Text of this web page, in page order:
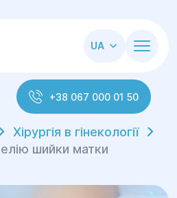
UA
+38 067 000 01 50
Хірургія в гінекології
шийки матки